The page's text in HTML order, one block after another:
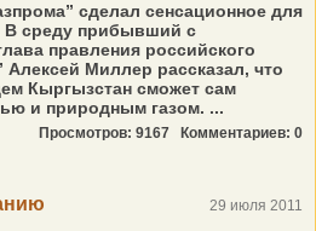
сделал сенсационное для
В среду прибывший с
правления российского
Миллер рассказал, что
Кыргызстан сможет сам
и природным газом. ...
Просмотров: 9167 Комментариев: 0
29 июля 2011